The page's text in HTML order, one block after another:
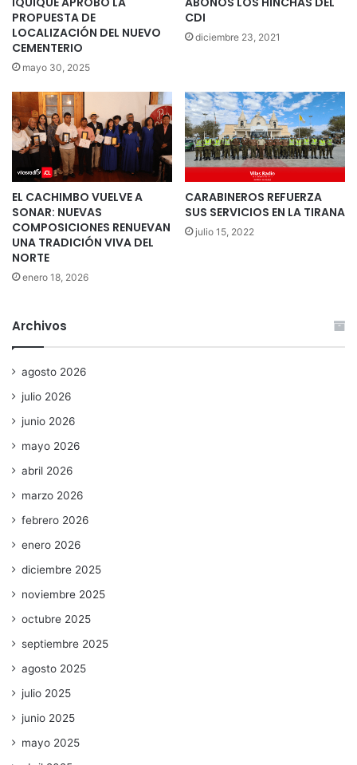
PROPUESTA DE
LOCALIZACIÓN DEL NUEVO
CEMENTERIO
mayo 30, 2025
CDI
diciembre 23, 2021
EL CACHIMBO VUELVE A
SONAR: NUEVAS
COMPOSICIONES RENUEVAN
UNA TRADICIÓN VIVA DEL
NORTE
enero 18, 2026
CARABINEROS REFUERZA
SUS SERVICIOS EN LA TIRANA
julio 15, 2022
Archivos
agosto 2026
julio 2026
junio 2026
mayo 2026
abril 2026
marzo 2026
febrero 2026
enero 2026
diciembre 2025
noviembre 2025
octubre 2025
septiembre 2025
agosto 2025
julio 2025
junio 2025
mayo 2025